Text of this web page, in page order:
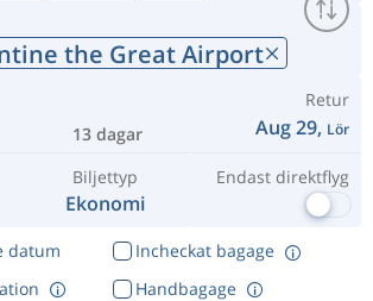
the Great Airport
13 dagar
Retur
Aug 29, Lör
Biljettyp
Ekonomi
Endast direktflyg
datum
Incheckat bagage
Handbagage